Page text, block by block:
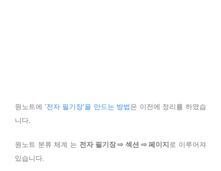
원노트에 '전자 필기장'을 만드는 방법은 이전에 정리를 하였습
니다.
원노트 분류 체계 는 전자 필기장 ⇨ 섹션 ⇨ 페이지로 이루어져
있습니다.